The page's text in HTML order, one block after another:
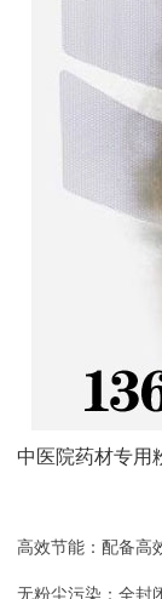
中医院药材专用
高效节能： 配备高
无粉尘污染 ： 全封